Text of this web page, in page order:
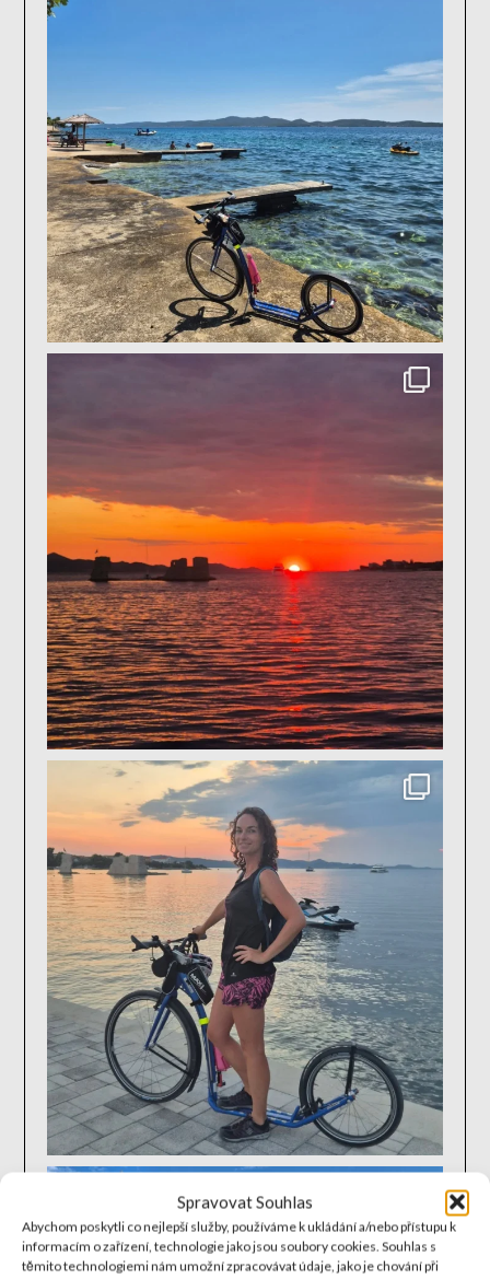
Spravovat Souhlas
Abychom poskytli co nejlepší služby, používáme k ukládání a/nebo přístupu k
informacím o zařízení, technologie jako jsou soubory cookies. Souhlas s
těmito technologiemi nám umožní zpracovávat údaje, jako je chování při